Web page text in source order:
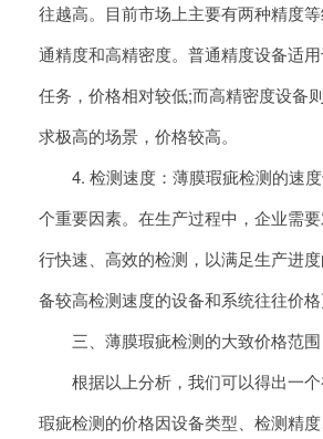
往越高。目前市场上主要有两种精度
通精度和高精密度。普通精度设备适
任务，价格相对较低;而高精密度设备
求极高的场景，价格较高。
4. 检测速度：薄膜瑕疵检测的速度
个重要因素。在生产过程中，企业需
行快速、高效的检测，以满足生产进
备较高检测速度的设备和系统往往价格
三、薄膜瑕疵检测的大致价格范围
根据以上分析，我们可以得出一个
瑕疵检测的价格因设备类型、检测精